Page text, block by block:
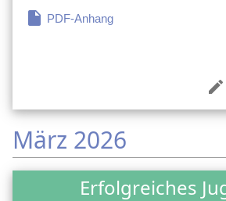
insert_drive_file PDF-Anhang
create
März 2026
Erfolgreiches